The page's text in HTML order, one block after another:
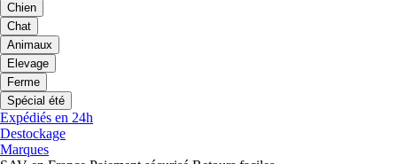
Chien
Chat
Animaux
Elevage
Ferme
Spécial été
Expédiés en 24h
Destockage
Marques